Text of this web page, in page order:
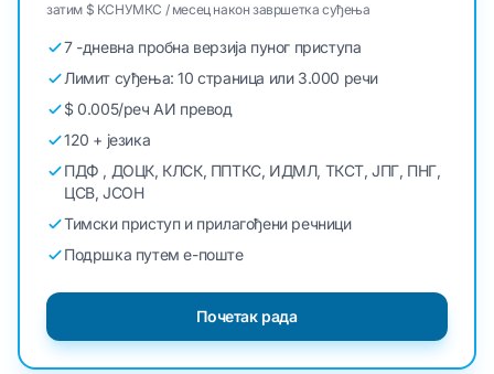
затим $ КСНУМКС / месец након завршетка суђења
7 -дневна пробна верзија пуног приступа
Лимит суђења: 10 страница или 3.000 речи
$ 0.005/реч АИ превод
120 + језика
ПДФ , ДОЦК, КЛСК, ППТКС, ИДМЛ, ТКСТ, ЈПГ, ПНГ,
ЦСВ, ЈСОН
Тимски приступ и прилагођени речници
Подршка путем е-поште
Почетак рада